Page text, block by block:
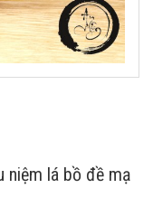
niệm lá bồ đề mạ